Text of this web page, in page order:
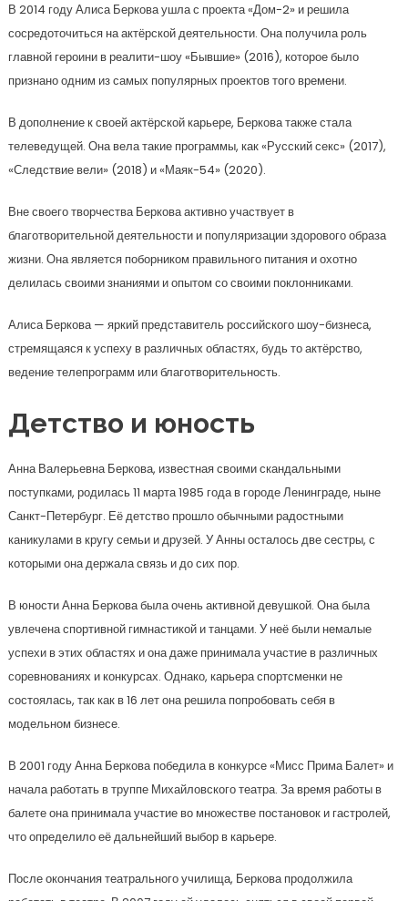
В 2014 году Алиса Беркова ушла с проекта «Дом-2» и решила
сосредоточиться на актёрской деятельности. Она получила роль
главной героини в реалити-шоу «Бывшие» (2016), которое было
признано одним из самых популярных проектов того времени.
В дополнение к своей актёрской карьере, Беркова также стала
телеведущей. Она вела такие программы, как «Русский секс» (2017),
«Следствие вели» (2018) и «Маяк-54» (2020).
Вне своего творчества Беркова активно участвует в
благотворительной деятельности и популяризации здорового образа
жизни. Она является поборником правильного питания и охотно
делилась своими знаниями и опытом со своими поклонниками.
Алиса Беркова — яркий представитель российского шоу-бизнеса,
стремящаяся к успеху в различных областях, будь то актёрство,
ведение телепрограмм или благотворительность.
Детство и юность
Анна Валерьевна Беркова, известная своими скандальными
поступками, родилась 11 марта 1985 года в городе Ленинграде, ныне
Санкт-Петербург. Её детство прошло обычными радостными
каникулами в кругу семьи и друзей. У Анны осталось две сестры, с
которыми она держала связь и до сих пор.
В юности Анна Беркова была очень активной девушкой. Она была
увлечена спортивной гимнастикой и танцами. У неё были немалые
успехи в этих областях и она даже принимала участие в различных
соревнованиях и конкурсах. Однако, карьера спортсменки не
состоялась, так как в 16 лет она решила попробовать себя в
модельном бизнесе.
В 2001 году Анна Беркова победила в конкурсе «Мисс Прима Балет» и
начала работать в труппе Михайловского театра. За время работы в
балете она принимала участие во множестве постановок и гастролей,
что определило её дальнейший выбор в карьере.
После окончания театрального училища, Беркова продолжила